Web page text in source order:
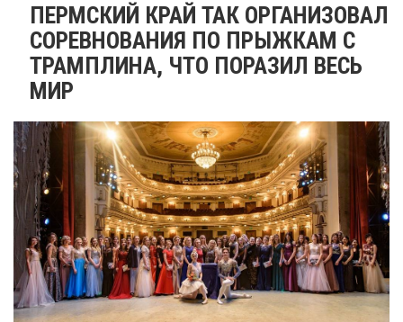
ПЕРМСКИЙ КРАЙ ТАК ОРГАНИЗОВАЛ
СОРЕВНОВАНИЯ ПО ПРЫЖКАМ С
ТРАМПЛИНА, ЧТО ПОРАЗИЛ ВЕСЬ
МИР